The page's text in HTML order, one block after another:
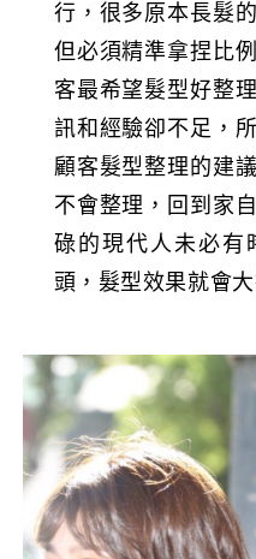
行，很多原本長髮
但必須精準拿捏比
客最希望髮型好整
訊和經驗卻不足，
顧客髮型整理的建
不會整理，回到家
碌的現代人未必有
頭，髮型效果就會大